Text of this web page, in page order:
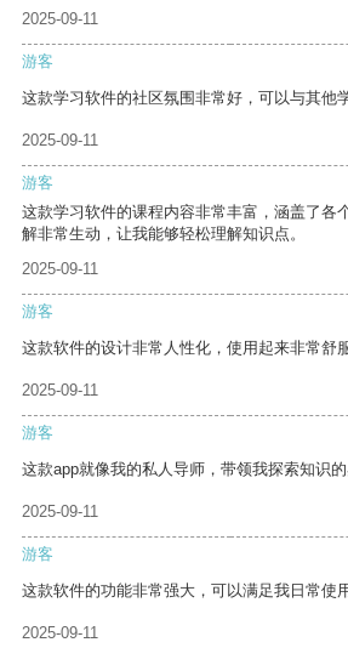
2025-09-11
游客
这款学习软件的社区氛围非常好，可以与其他
2025-09-11
游客
这款学习软件的课程内容非常丰富，涵盖了各
解非常生动，让我能够轻松理解知识点。
2025-09-11
游客
这款软件的设计非常人性化，使用起来非常舒服
2025-09-11
游客
这款app就像我的私人导师，带领我探索知识的
2025-09-11
游客
这款软件的功能非常强大，可以满足我日常使
2025-09-11